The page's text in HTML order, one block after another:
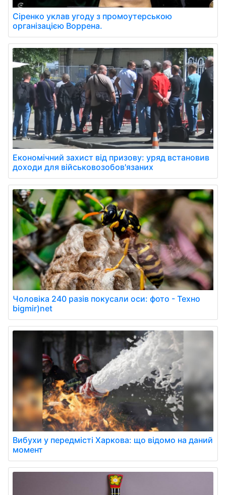
Сіренко уклав угоду з промоутерською
організацією Воррена.
Економічний захист від призову: уряд встановив
доходи для військовозобов'язаних
Чоловіка 240 разів покусали оси: фото - Техно
bigmir)net
Вибухи у передмісті Харкова: що відомо на даний
момент